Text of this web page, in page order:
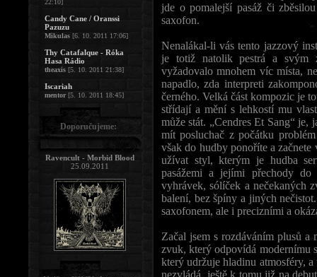
jde o pomalejší pasáž či
saxofon.
Nenalákal-li vás tento jazzový
je totiž natolik pestrá a svým
vyžadovalo mnohem víc místa,
napadlo, zda interpreti
černého. Velká část kompozic je
střídají a mění s lehkostí mu
může stát. „Cendres Et Sang“
mít posluchač z počátku
však do hudby ponoříte a
užívat styl, kterým je hudba
pasážemi a jejími přechody do
vyhrávek, sólíček a nečekaných
balení, bez špíny a jiných
saxofonem, ale i precizními a
Začal jsem s rozdáváním plusů
zvuk, který odpovídá modernímu
který udržuje hladinu atmosféry,
nezvládá, ještě k tomu již na
22:10]
Candy Cane / Oranssi
Pazuzu
Mikulas [6. 10. 2011 17:06]
Thy Catafalque - Róka
Hasa Rádio
theaxis [5. 10. 2011 21:38]
Iscariah
mentor[5. 10. 2011 18:45]
Doporučujeme:
Ravencult - Morbid Blood
25.09.2011